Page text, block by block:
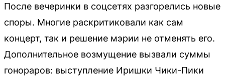
После вечеринки в соцсетях разгорелись новые
споры. Многие раскритиковали как сам
концерт, так и решение мэрии не отменять его.
Дополнительное возмущение вызвали суммы
гонораров: выступление Иришки Чики-Пики